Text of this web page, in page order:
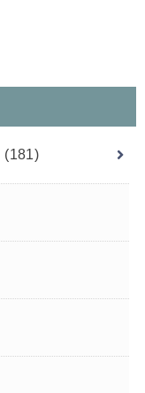
(181)